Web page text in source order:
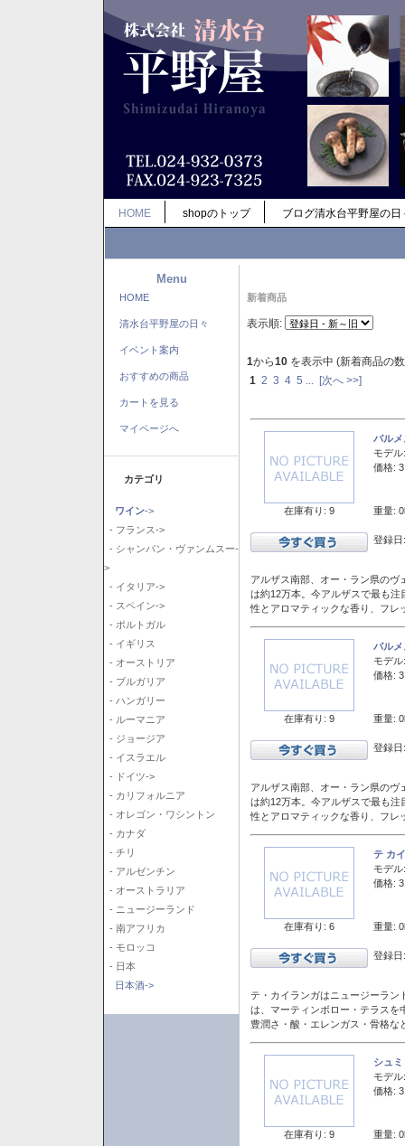
HOME shopのトップ ブログ清水台平野屋の日
Menu
HOME
清水台平野屋の日々
イベント案内
おすすめの商品
カートを見る
マイページへ
カテゴリ
ワイン->
- フランス->
- シャンパン・ヴァンムスー-
>
- イタリア->
- スペイン->
- ポルトガル
- イギリス
- オーストリア
- ブルガリア
- ハンガリー
- ルーマニア
- ジョージア
- イスラエル
- ドイツ->
- カリフォルニア
- オレゴン・ワシントン
- カナダ
- チリ
- アルゼンチン
- オーストラリア
- ニュージーランド
- 南アフリカ
- モロッコ
- 日本
日本酒->
新着商品
表示順:
1から10 を表示中 (新着商品の
1 2 3 4 5 [次へ >>]
在庫有り: 9
バル
モデル:
価格:
重量:
登録
アルザス南部、オー・ラン県の
は約12万本。今アルザスで最も
性とアロマティックな香り、フレ
在庫有り: 9
バル
モデル:
価格:
重量:
登録
アルザス南部、オー・ラン県の
は約12万本。今アルザスで最も
性とアロマティックな香り、フレ
在庫有り: 6
テ カ
モデル:
価格:
重量:
登録
テ・カイランガはニュージーラン
は、マーティンボロー・テラスを
豊潤さ・酸・エレンガス・骨格
在庫有り: 9
シュ
モデル:
価格:
重量: